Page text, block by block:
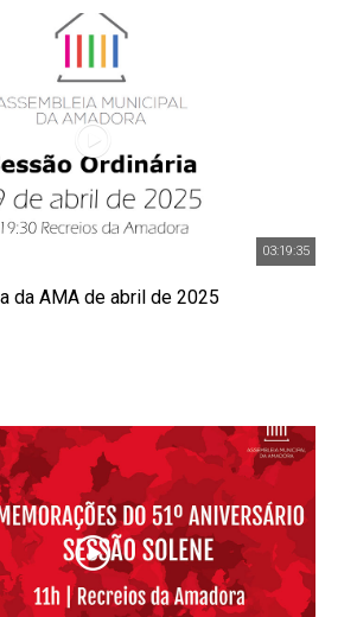
03:19:35
da AMA de abril de 2025